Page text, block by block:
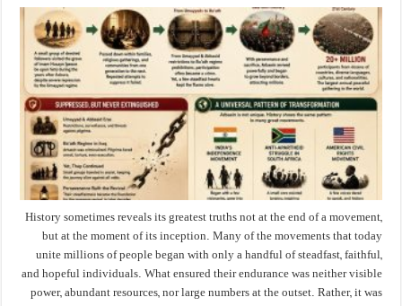
History sometimes reveals its greatest truths not at the end of a movement,
but at the moment of its inception. Many of the movements that today
unite millions of people began with only a handful of steadfast, faithful,
and hopeful individuals. What ensured their endurance was neither visible
power, abundant resources, nor large numbers at the outset. Rather, it was